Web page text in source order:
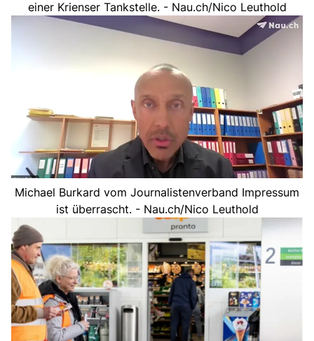
einer Krienser Tankstelle. - Nau.ch/Nico Leuthold
Michael Burkard vom Journalistenverband Impressum
ist überrascht. - Nau.ch/Nico Leuthold